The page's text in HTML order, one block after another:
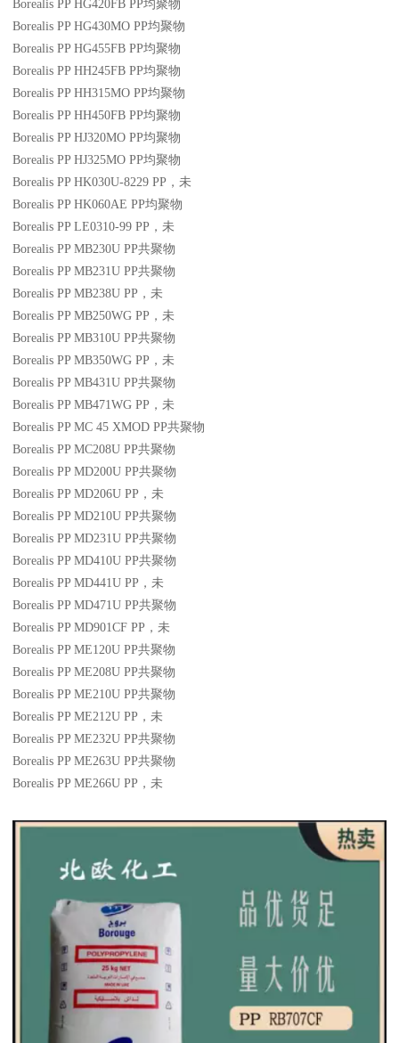
Borealis PP HG420FB PP均聚物
Borealis PP HG430MO PP均聚物
Borealis PP HG455FB PP均聚物
Borealis PP HH245FB PP均聚物
Borealis PP HH315MO PP均聚物
Borealis PP HH450FB PP均聚物
Borealis PP HJ320MO PP均聚物
Borealis PP HJ325MO PP均聚物
Borealis PP HK030U-8229 PP ，未
Borealis PP HK060AE PP均聚物
Borealis PP LE0310-99 PP ，未
Borealis PP MB230U PP共聚物
Borealis PP MB231U PP共聚物
Borealis PP MB238U PP ，未
Borealis PP MB250WG PP ，未
Borealis PP MB310U PP共聚物
Borealis PP MB350WG PP ，未
Borealis PP MB431U PP共聚物
Borealis PP MB471WG PP ，未
Borealis PP MC 45 XMOD PP共聚物
Borealis PP MC208U PP共聚物
Borealis PP MD200U PP共聚物
Borealis PP MD206U PP ，未
Borealis PP MD210U PP共聚物
Borealis PP MD231U PP共聚物
Borealis PP MD410U PP共聚物
Borealis PP MD441U PP ，未
Borealis PP MD471U PP共聚物
Borealis PP MD901CF PP ，未
Borealis PP ME120U PP共聚物
Borealis PP ME208U PP共聚物
Borealis PP ME210U PP共聚物
Borealis PP ME212U PP ，未
Borealis PP ME232U PP共聚物
Borealis PP ME263U PP共聚物
Borealis PP ME266U PP ，未